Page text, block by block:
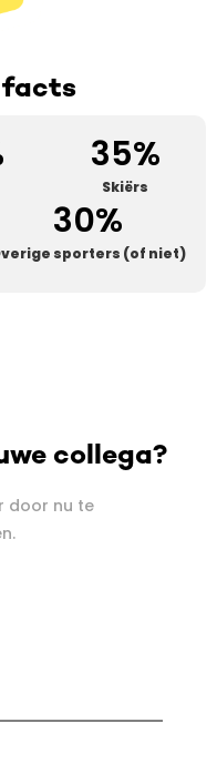
facts
Skiërs
35%
sporters (of niet)
30%
collega?
door nu te